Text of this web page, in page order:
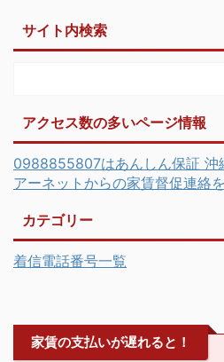
サイト内検索
アクセス数の多いページ情報
0988855807はあんしん保証 沖
アーネットからの家賃督促連絡
カテゴリー
着信電話番号一覧
家賃の支払いが遅れると！